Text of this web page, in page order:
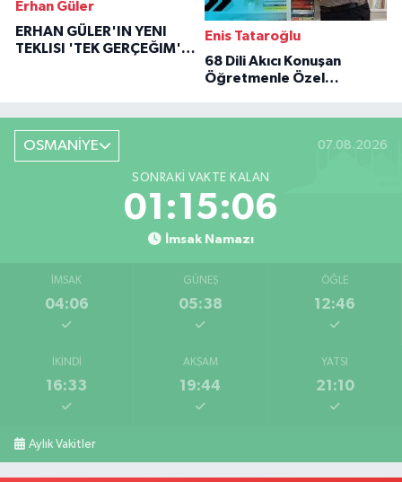
Erhan Güler
ERHAN GÜLER'IN YENI
TEKLISI 'TEK GERÇEĞIM'LE
Enis Tataroğlu
68 Dili Akıcı Konuşan
Öğretmenle Özel
OSMANİYE 07.08.2026
SONRAKI VAKTE KALAN
01:15:05
İmsak Namazı
İMSAK
04:06
GÜNEŞ
05:38
ÖĞLE
12:46
İKINDI
16:33
AKŞAM
19:44
YATSI
21:10
Aylık Vakitler